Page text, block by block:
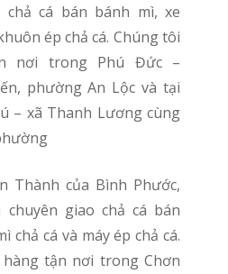
cá bán bánh mì, xe
ép chả cá. Chúng tôi
nơi trong Phú Đức –
phường An Lộc và tại
– xã Thanh Lương cùng
giao chả cá bán
chả cá và máy ép chả cá.
tận nơi trong Chơn